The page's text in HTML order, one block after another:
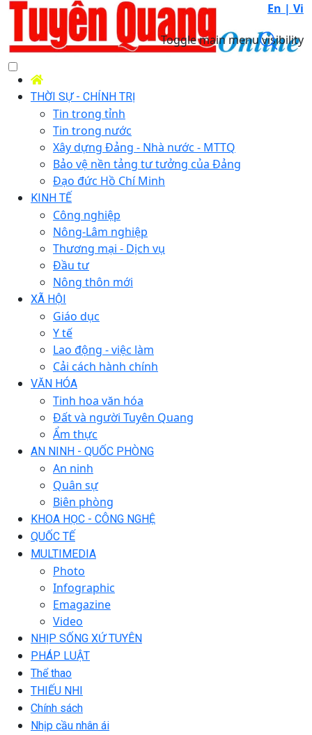
En | Vi
Toggle main menu visibility
THỜI SỰ - CHÍNH TRỊ
Tin trong tỉnh
Tin trong nước
Xây dựng Đảng - Nhà nước - MTTQ
Bảo vệ nền tảng tư tưởng của Đảng
Đạo đức Hồ Chí Minh
KINH TẾ
Công nghiệp
Nông-Lâm nghiệp
Thương mại - Dịch vụ
Đầu tư
Nông thôn mới
XÃ HỘI
Giáo dục
Y tế
Lao động - việc làm
Cải cách hành chính
VĂN HÓA
Tinh hoa văn hóa
Đất và người Tuyên Quang
Ẩm thực
AN NINH - QUỐC PHÒNG
An ninh
Quân sự
Biên phòng
KHOA HỌC - CÔNG NGHỆ
QUỐC TẾ
MULTIMEDIA
Photo
Infographic
Emagazine
Video
NHỊP SỐNG XỨ TUYÊN
PHÁP LUẬT
Thể thao
THIẾU NHI
Chính sách
Nhịp cầu nhân ái